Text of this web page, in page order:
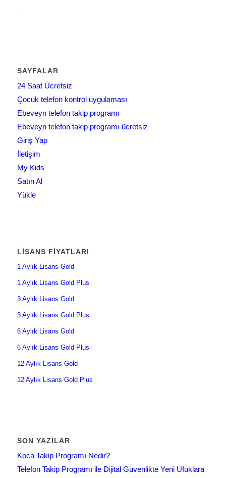
SAYFALAR
24 Saat Ücretsiz
Çocuk telefon kontrol uygulaması
Ebeveyn telefon takip programı
Ebeveyn telefon takip programı ücretsiz
Giriş Yap
İletişim
My Kids
Satın Al
Yükle
LISANS FIYATLARI
1 Aylık Lisans Gold
1 Aylık Lisans Gold Plus
3 Aylık Lisans Gold
3 Aylık Lisans Gold Plus
6 Aylık Lisans Gold
6 Aylık Lisans Gold Plus
12 Aylık Lisans Gold
12 Aylık Lisans Gold Plus
SON YAZILAR
Koca Takip Programı Nedir?
Telefon Takip Programı ile Dijital Güvenlikte Yeni Ufuklara